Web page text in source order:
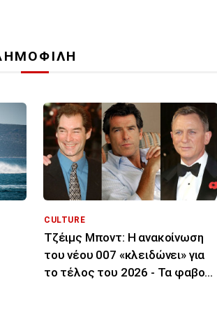
CULTURE
Τζέιμς Μποντ: Η ανακοίνωση
του νέου 007 «κλειδώνει» για
το τέλος του 2026 - Τα φαβορί